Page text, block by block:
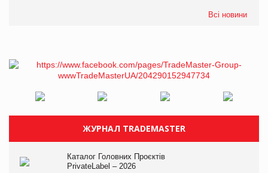
Всі новини
ЖУРНАЛ TRADEMASTER
Каталог Головних Проєктів
PrivateLabel – 2026